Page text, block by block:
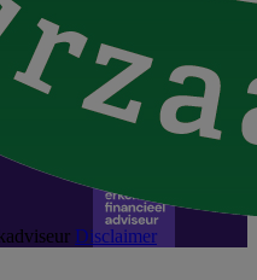
Disclaimer